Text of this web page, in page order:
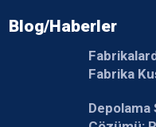
Blog/Haberler
Fabrika